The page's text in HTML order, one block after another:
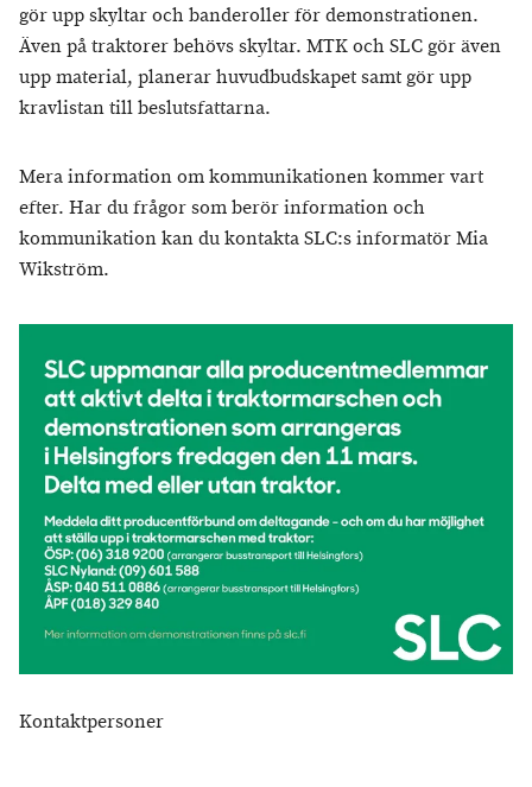
gör upp skyltar och banderoller för demonstrationen.
Även på traktorer behövs skyltar. MTK och SLC gör även
upp material, planerar huvudbudskapet samt gör upp
kravlistan till beslutsfattarna.
Mera information om kommunikationen kommer vart
efter. Har du frågor som berör information och
kommunikation kan du kontakta SLC:s informatör Mia
Wikström.
Kontaktpersoner